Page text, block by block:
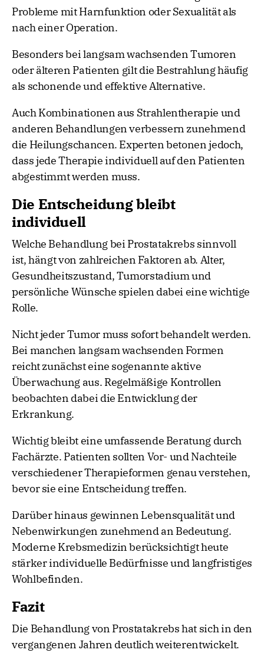
Probleme mit Harnfunktion oder Sexualität als
nach einer Operation.
Besonders bei langsam wachsenden Tumoren
oder älteren Patienten gilt die Bestrahlung häufig
als schonende und effektive Alternative.
Auch Kombinationen aus Strahlentherapie und
anderen Behandlungen verbessern zunehmend
die Heilungschancen. Experten betonen jedoch,
dass jede Therapie individuell auf den Patienten
abgestimmt werden muss.
Die Entscheidung bleibt
individuell
Welche Behandlung bei Prostatakrebs sinnvoll
ist, hängt von zahlreichen Faktoren ab. Alter,
Gesundheitszustand, Tumorstadium und
persönliche Wünsche spielen dabei eine wichtige
Rolle.
Nicht jeder Tumor muss sofort behandelt werden.
Bei manchen langsam wachsenden Formen
reicht zunächst eine sogenannte aktive
Überwachung aus. Regelmäßige Kontrollen
beobachten dabei die Entwicklung der
Erkrankung.
Wichtig bleibt eine umfassende Beratung durch
Fachärzte. Patienten sollten Vor- und Nachteile
verschiedener Therapieformen genau verstehen,
bevor sie eine Entscheidung treffen.
Darüber hinaus gewinnen Lebensqualität und
Nebenwirkungen zunehmend an Bedeutung.
Moderne Krebsmedizin berücksichtigt heute
stärker individuelle Bedürfnisse und langfristiges
Wohlbefinden.
Fazit
Die Behandlung von Prostatakrebs hat sich in den
vergangenen Jahren deutlich weiterentwickelt.